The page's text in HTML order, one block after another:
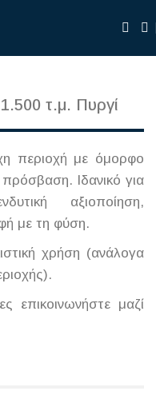
τ.μ. Πυργί
περιοχή με όμορφο
Ιδανικό για
αξιοποίηση,
με τη φύση.
χρήση (ανάλογα
επικοινωνήστε μαζί